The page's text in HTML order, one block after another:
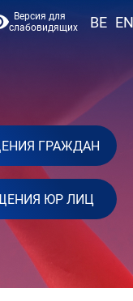
Версия для
слабовидящих
BE EN
ГРАЖДАН
ЮР ЛИЦ